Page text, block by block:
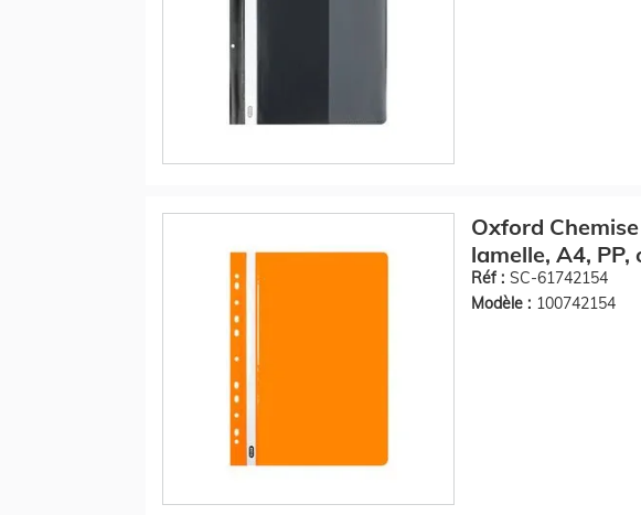
Oxford
lamelle, A4, PP,
Réf : SC-61742154
Modèle : 100742154